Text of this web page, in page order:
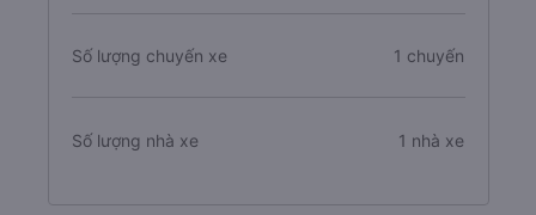
Số lượng chuyến xe 1 chuyến
Số lượng nhà xe 1 nhà xe